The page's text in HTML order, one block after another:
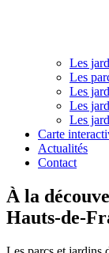
Les
Les
Les
Les
Les
Carte
Actualités
Contact
À la
Hauts-de-